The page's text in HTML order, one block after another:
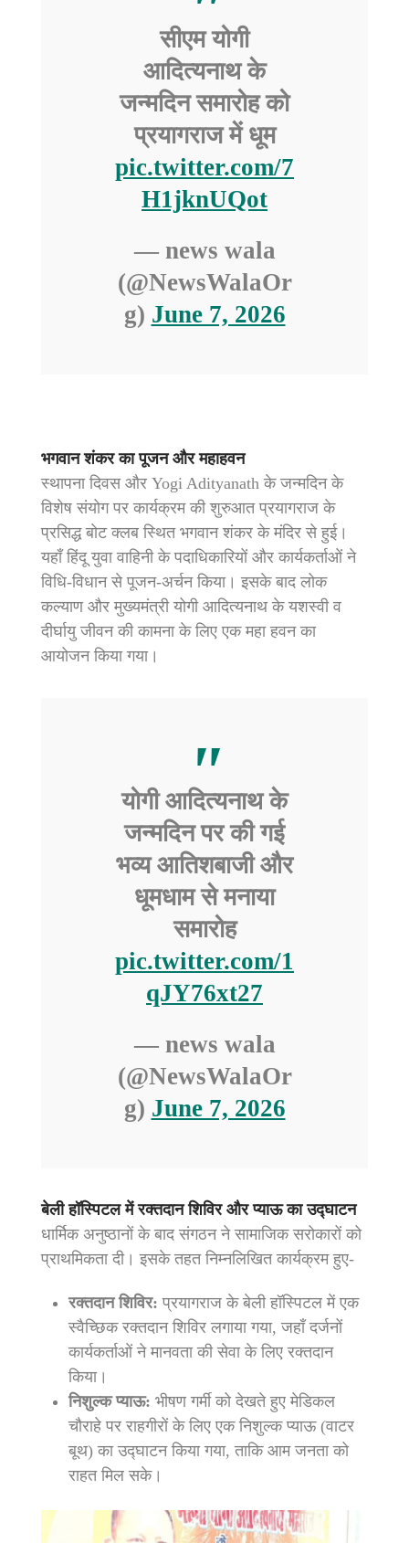
सीएम योगी
आदित्यनाथ के
जन्मदिन समारोह को
प्रयागराज में धूम
pic.twitter.com/7
H1jknUQot
— news wala
(@NewsWalaOr
g) June 7, 2026
भगवान शंकर का पूजन और महाहवन
स्थापना दिवस और Yogi Adityanath के जन्मदिन के
विशेष संयोग पर कार्यक्रम की शुरुआत प्रयागराज के
प्रसिद्ध बोट क्लब स्थित भगवान शंकर के मंदिर से हुई।
यहाँ हिंदू युवा वाहिनी के पदाधिकारियों और कार्यकर्ताओं ने
विधि-विधान से पूजन-अर्चन किया। इसके बाद लोक
कल्याण और मुख्यमंत्री योगी आदित्यनाथ के यशस्वी व
दीर्घायु जीवन की कामना के लिए एक महा हवन का
आयोजन किया गया।
योगी आदित्यनाथ के
जन्मदिन पर की गई
भव्य आतिशबाजी और
धूमधाम से मनाया
समारोह
pic.twitter.com/1
qJY76xt27
— news wala
(@NewsWalaOr
g) June 7, 2026
बेली हॉस्पिटल में रक्तदान शिविर और प्याऊ का उद्घाटन
धार्मिक अनुष्ठानों के बाद संगठन ने सामाजिक सरोकारों को
प्राथमिकता दी। इसके तहत निम्नलिखित कार्यक्रम हुए-
रक्तदान शिविर: प्रयागराज के बेली हॉस्पिटल में एक
स्वैच्छिक रक्तदान शिविर लगाया गया, जहाँ दर्जनों
कार्यकर्ताओं ने मानवता की सेवा के लिए रक्तदान
किया।
निशुल्क प्याऊ: भीषण गर्मी को देखते हुए मेडिकल
चौराहे पर राहगीरों के लिए एक निशुल्क प्याऊ (वाटर
बूथ) का उद्घाटन किया गया, ताकि आम जनता को
राहत मिल सके।